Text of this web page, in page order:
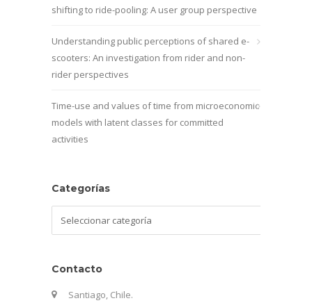
shifting to ride-pooling: A user group perspective
Understanding public perceptions of shared e-
scooters: An investigation from rider and non-
rider perspectives
Time-use and values of time from microeconomic
models with latent classes for committed
activities
Categorías
Contacto
Santiago, Chile.